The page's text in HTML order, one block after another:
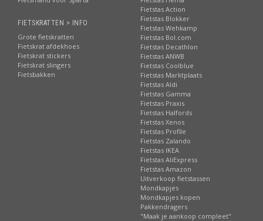
FIETSKRATTEN > INFO
Grote fietskratten
Fietskrat afdekhoes
Fietskrat stickers
Fietskrat slingers
Fietsbakken
Fietstas Action
Fietstas Blokker
Fietstas Wehkamp
Fietstas Bol.com
Fietstas Decathlon
Fietstas ANWB
Fietstas Coolblue
Fietstas Marktplaats
Fietstas Aldi
Fietstas Gamma
Fietstas Praxis
Fietstas Halfords
Fietstas Xenos
Fietstas Profile
Fietstas Zalando
Fietstas IKEA
Fietstas AliExpress
Fietstas Amazon
Uitverkoop fietstassen
Mondkapjes
Mondkapjes kopen
Pakkendragers
"Maak je aankoop compleet"